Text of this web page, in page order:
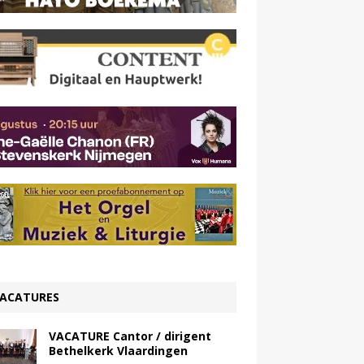
VACATURE Cantor / dirigent
Bethelkerk Vlaardingen